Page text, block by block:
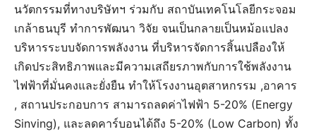
นวัตกรรมที่ทางบริษัทฯ ร่วมกับ สถาบันเทคโนโลยีกระจอม
เกล้าธนบุรี ทำการพัฒนา วิจัย จนเป็นกลายเป็นหม้อแปลง
บริหารระบบจัดการพลังงาน ที่บริหารจัดการสิ้นเปลืองให้
เกิดประสิทธิภาพและมีความเสถียรภาพกับการใช้พลังงาน
ไฟฟ้าที่มั่นคงและยั่งยืน ทำให้โรงงานอุตสาหกรรม ,อาคาร
, สถานประกอบการ สามารถลดค่าไฟฟ้า 5-20% (Energy
Sinving), และลดคาร์บอนได้ถึง 5-20% (Low Carbon) ทั้ง